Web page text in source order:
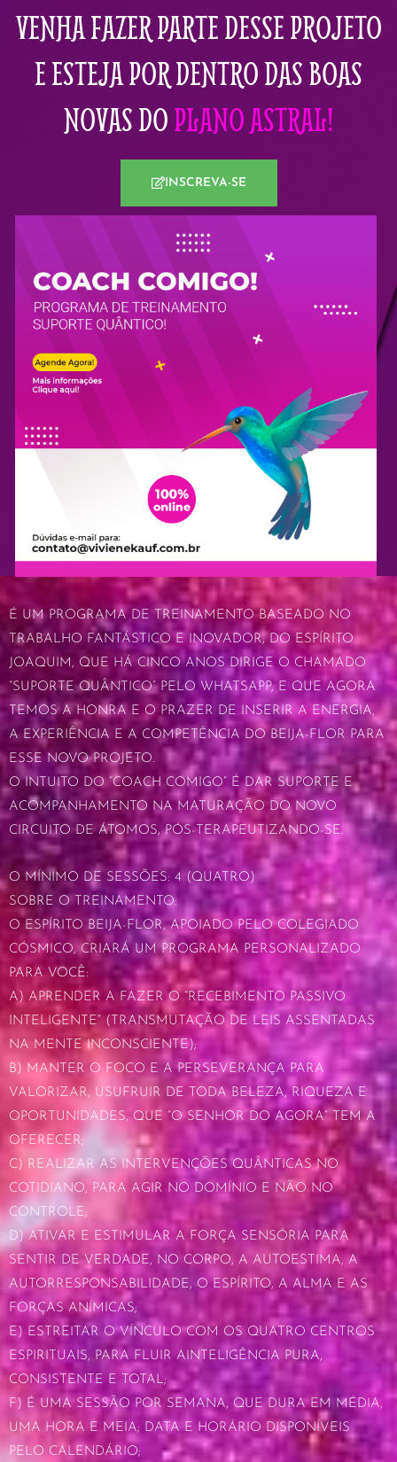
VENHA FAZER PARTE DESSE PROJETO
E ESTEJA POR DENTRO DAS BOAS
NOVAS DOPLANO ASTRAL!
INSCREVA-SE
É UM PROGRAMA DE TREINAMENTO BASEADO NO
TRABALHO FANTÁSTICO E INOVADOR, DO ESPÍRITO
JOAQUIM, QUE HÁ CINCO ANOS DIRIGE O CHAMADO
“SUPORTE QUÂNTICO” PELO WHATSAPP, E QUE AGORA
TEMOS A HONRA E O PRAZER DE INSERIR A ENERGIA,
A EXPERIÊNCIA E A COMPETÊNCIA DO BEIJA-FLOR PARA
ESSE NOVO PROJETO.
O INTUITO DO “COACH COMIGO” É DAR SUPORTE E
ACOMPANHAMENTO NA MATURAÇÃO DO NOVO
CIRCUITO DE ÁTOMOS, PÓS-TERAPEUTIZANDO-SE.
O MÍNIMO DE SESSÕES: 4 (QUATRO)
SOBRE O TREINAMENTO:
O ESPÍRITO BEIJA-FLOR, APOIADO PELO COLEGIADO
CÓSMICO, CRIARÁ UM PROGRAMA PERSONALIZADO
PARA VOCÊ:
A) APRENDER A FAZER O “RECEBIMENTO PASSIVO
INTELIGENTE” (TRANSMUTAÇÃO DE LEIS ASSENTADAS
NA MENTE INCONSCIENTE);
B) MANTER O FOCO E A PERSEVERANÇA PARA
VALORIZAR, USUFRUIR DE TODA BELEZA, RIQUEZA E
OPORTUNIDADES, QUE “O SENHOR DO AGORA” TEM A
OFERECER;
C) REALIZAR AS INTERVENÇÕES QUÂNTICAS NO
COTIDIANO, PARA AGIR NO DOMÍNIO E NÃO NO
CONTROLE;
D) ATIVAR E ESTIMULAR A FORÇA SENSÓRIA PARA
SENTIR DE VERDADE, NO CORPO, A AUTOESTIMA, A
AUTORRESPONSABILIDADE, O ESPÍRITO, A ALMA E AS
FORÇAS ANÍMICAS;
E) ESTREITAR O VÍNCULO COM OS QUATRO CENTROS
ESPIRITUAIS, PARA FLUIR AINTELIGÊNCIA PURA,
CONSISTENTE E TOTAL;
F) É UMA SESSÃO POR SEMANA, QUE DURA EM MÉDIA,
UMA HORA E MEIA; DATA E HORÁRIO DISPONÍVEIS
PELO CALENDÁRIO;